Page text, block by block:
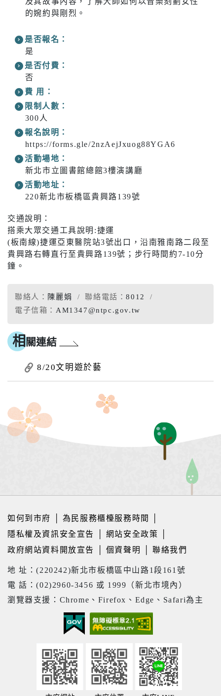
的婉約與剛烈。
是否報名：
是
是否付費：
否
費 用：
限制人數：
300人
報名說明：
https://forms.gle/2nzAejJxuog88YGA6
活動場地：
新北市立圖書館總館3樓演講廳
活動地址：
220新北市板橋區貴興路139號
交通說明：
搭乘大眾交通工具說明:捷運
(板南線)捷運亞東醫院站3號出口，沿南雅南路二段至
貴興路右轉直行至貴興路139號；步行時間約7-10分
鐘。
聯絡人： 陳麗娟 聯絡電話：8012
電子信箱： AM1347@ntpc.gov.tw
相 關連結
8/20文明遊於藝
如何到市府 為民服務櫃檯服務時間
隱私權及資訊安全宣告
網站安全政策
政府網站資料開放宣告
個資聲明 │聯絡我們
地 址：(220242)新北市板橋區中山路1段161號
電 話：(02)2960-3456 或 1999（新北市境內）
瀏覽器支援：Chrome、Firefox、Edge、Safari為主